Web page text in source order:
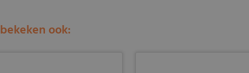
ook: